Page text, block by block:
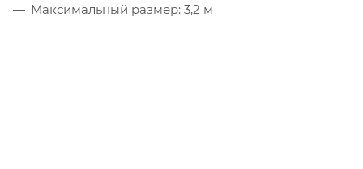
Максимальный размер: 3,2 м